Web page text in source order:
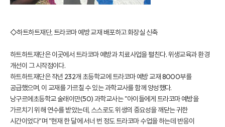
◇하트하트재단, 트라코마 예방 교재 배포하고 화장실 신축
하트하트재단은 이곳에서 트라코마 예방과 치료사업을 펼친다. 위생교육과 환경
개선이 그 시작점이다.
하트하트재단은 작년 232개 초등학교에 트라코마 예방 교재 8000부를
공급했으며, 이 교재를 가르칠 수 있는 과학교사를 함께 양성했다.
낭구르에초등학교 술래이만(50) 과학교사는 "아이들에게 트라코마 예방을
가르치기 위해 연수를 받았는데, 스스로도 위생의 중요성을 깨닫는 귀한
시간이었다"며 "현재 한 달에 서너 번 정도 트라코마 수업을 하는데 반응이